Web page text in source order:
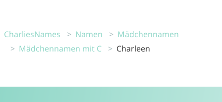
CharliesNames Namen
Mädchennamen
Mädchennamen mit C
Charleen